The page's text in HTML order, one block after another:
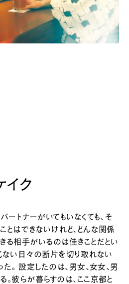
イク
ートナーがいてもいなくても、そ
とはできないけれど、どんな関係
る相手がいるのは佳きことだとい
ない日々の断片を切り取れない
。 設定したのは、男女、女女、男
彼らが暮らすのは、ここ京都と